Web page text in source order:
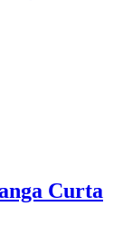
Curta